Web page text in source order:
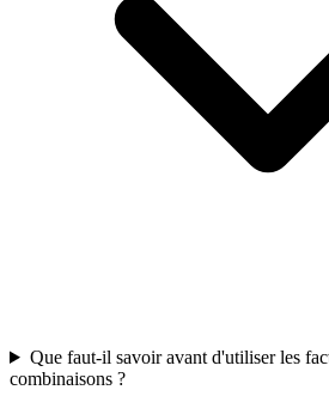
Que faut-il savoir avant d'utiliser les
combinaisons ?